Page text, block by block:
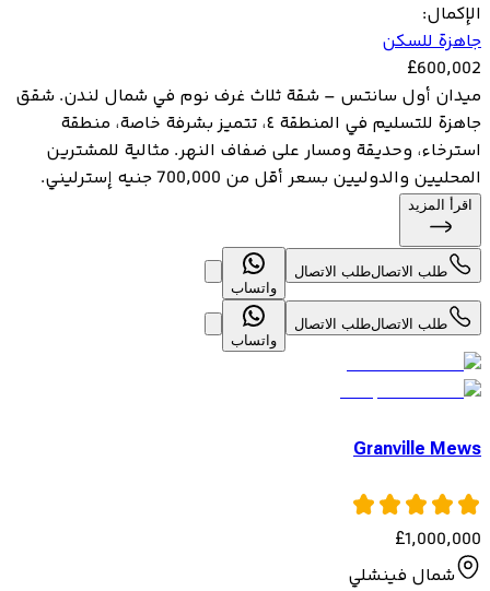
الإكمال:
جاهزة للسكن
£600,002
ميدان أول سانتس – شقة ثلاث غرف نوم في شمال لندن. شقق
جاهزة للتسليم في المنطقة ٤، تتميز بشرفة خاصة، منطقة
استرخاء، وحديقة ومسار على ضفاف النهر. مثالية للمشترين
المحليين والدوليين بسعر أقل من 700,000 جنيه إسترليني.
اقرأ المزيد
طلب الاتصالطلب الاتصال
واتساب
طلب الاتصالطلب الاتصال
واتساب
Granville Mews
£1,000,000
شمال فينشلي